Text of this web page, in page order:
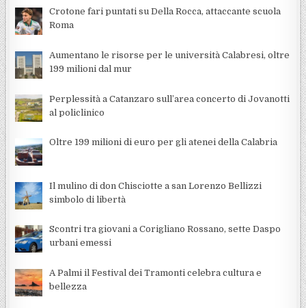
Crotone fari puntati su Della Rocca, attaccante scuola
Roma
Aumentano le risorse per le università Calabresi, oltre
199 milioni dal mur
Perplessità a Catanzaro sull’area concerto di Jovanotti
al policlinico
Oltre 199 milioni di euro per gli atenei della Calabria
Il mulino di don Chisciotte a san Lorenzo Bellizzi
simbolo di libertà
Scontri tra giovani a Corigliano Rossano, sette Daspo
urbani emessi
A Palmi il Festival dei Tramonti celebra cultura e
bellezza